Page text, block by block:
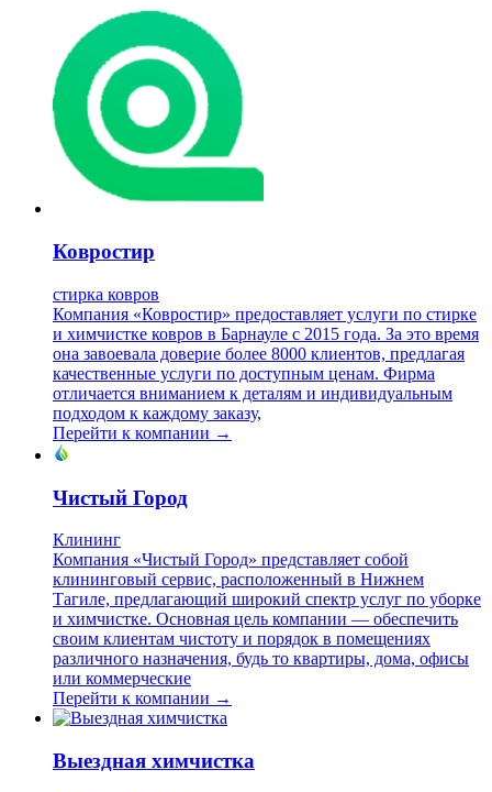
Ковростир
стирка ковров
Компания «Ковростир» предоставляет услуги по стирке
и химчистке ковров в Барнауле с 2015 года. За это время
она завоевала доверие более 8000 клиентов, предлагая
качественные услуги по доступным ценам. Фирма
отличается вниманием к деталям и индивидуальным
подходом к каждому заказу,
Перейти к компании →
Чистый Город
Клининг
Компания «Чистый Город» представляет собой
клининговый сервис, расположенный в Нижнем
Тагиле, предлагающий широкий спектр услуг по уборке
и химчистке. Основная цель компании — обеспечить
своим клиентам чистоту и порядок в помещениях
различного назначения, будь то квартиры, дома, офисы
или коммерческие
Перейти к компании →
Выездная химчистка